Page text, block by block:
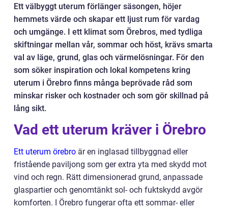
Ett välbyggt uterum förlänger säsongen, höjer
hemmets värde och skapar ett ljust rum för vardag
och umgänge. I ett klimat som Örebros, med tydliga
skiftningar mellan vår, sommar och höst, krävs smarta
val av läge, grund, glas och värmelösningar. För den
som söker inspiration och lokal kompetens kring
uterum i Örebro finns många beprövade råd som
minskar risker och kostnader och som gör skillnad på
lång sikt.
Vad ett uterum kräver i Örebro
Ett uterum örebro är en inglasad tillbyggnad eller
fristående paviljong som ger extra yta med skydd mot
vind och regn. Rätt dimensionerad grund, anpassade
glaspartier och genomtänkt sol- och fuktskydd avgör
komforten. I Örebro fungerar ofta ett sommar- eller